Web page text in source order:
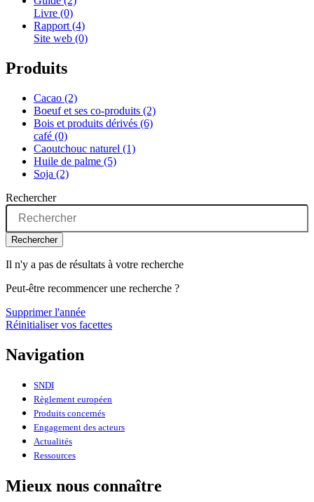
Livre (0)
Rapport (4)
Site web (0)
Produits
Cacao (2)
Boeuf et ses co-produits (2)
Bois et produits dérivés (6)
café (0)
Caoutchouc naturel (1)
Huile de palme (5)
Soja (2)
Rechercher
Rechercher
Il n'y a pas de résultats à votre recherche
Peut-être recommencer une recherche ?
Supprimer l'année
Réinitialiser vos facettes
Navigation
SNDI
Règlement européen
Produits concernés
Engagement des acteurs
Actualités
Ressources
Mieux nous connaître